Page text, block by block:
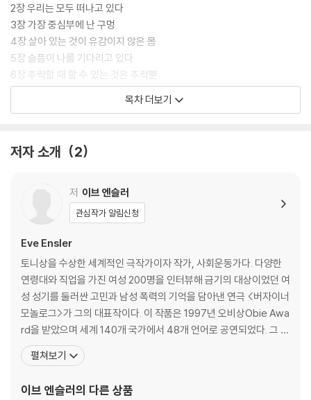
2장 우리는 모두 떠나고 있다
3장 가장 중심부에 난 구멍
4장 살아 있는 것이 유감이지 않은 몸
5장 슬픔이 나를 기다리고 있다
6장 추락할 때 할 수 있는 것은 추락뿐
7장 나를 품어주고 감싸줄 무언가
8장 이제야 느닷없이 던져진 가장 중요한 질문
감사의 글
목차 더보기
저자 소개 2
저 이브 엔슬러
관심작가 알림신청
Eve Ensler
토니상을 수상한 세계적인 극작가이자 작가, 사회운동가다. 다양한
연령대와 직업을 가진 여성 200명을 인터뷰해 금기의 대상이었던 여
성 성기를 둘러싼 고민과 남성 폭력의 기억을 담아낸 연극 <버자이너
모놀로그>가 그의 대표작이다. 이 작품은 1997년 오비상Obie Awa
rd을 받았으며 세계 140개 국가에서 48개 언어로 공연되었다. 그 후
<레모네이드Lemonade>, <특별 조치Extraordinary Measures
>, <필요한 목표들Necessary Targets>, <굿바디The GoodBo
펼쳐보기
이브 엔슬러의 다른 상품